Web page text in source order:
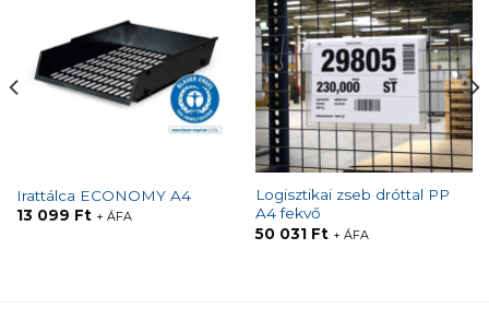
Irattálca ECONOMY A4
13 099 Ft + ÁFA
Logisztikai zseb dróttal PP
A4 fekvő
50 031 Ft + ÁFA